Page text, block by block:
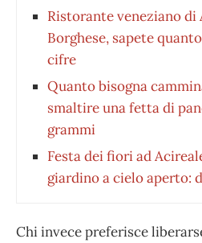
Ristorante veneziano di
Borghese, sapete
cifre
Quanto bisogna
smaltire una fetta di
grammi
Festa dei fiori ad
giardino a cielo aperto:
Chi invece preferisce